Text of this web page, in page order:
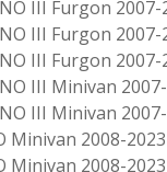
III Furgon 2007-
III Furgon 2007-
III Furgon 2007-
III Minivan
III Minivan
Minivan 2008-
Minivan 2008-